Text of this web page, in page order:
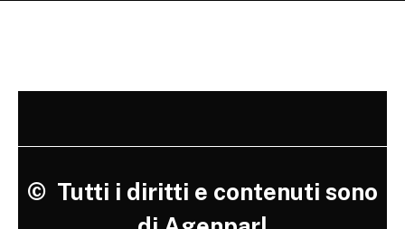
© Tutti i diritti e contenuti sono